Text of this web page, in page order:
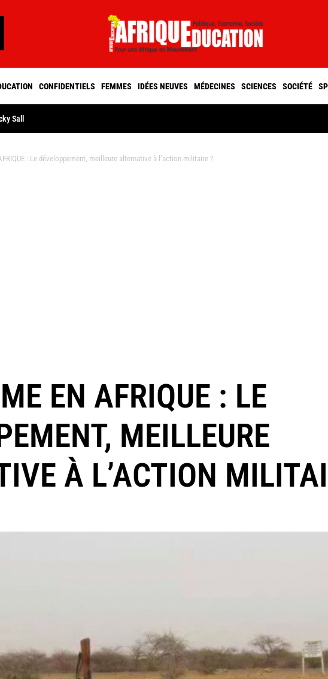
CONFIDENTIELS FEMMES IDÉES NEUVES MÉDECINES SCIENCES SOCIÉTÉ
Sall
: Le développement, meilleure alternative à l’action militaire ?
EN AFRIQUE : LE
MEILLEURE
À L’ACTION